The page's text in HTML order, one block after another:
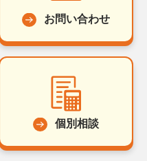
お問い合わせ
個別相談